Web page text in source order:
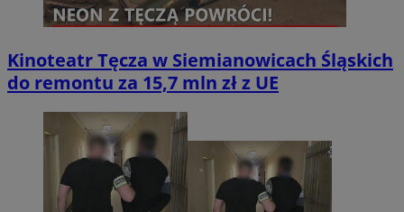
Kinoteatr Tęcza w Siemianowicach Śląskich
do remontu za 15,7 mln zł z UE